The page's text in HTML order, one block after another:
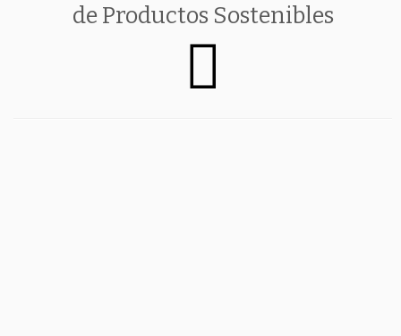
de Productos Sostenibles